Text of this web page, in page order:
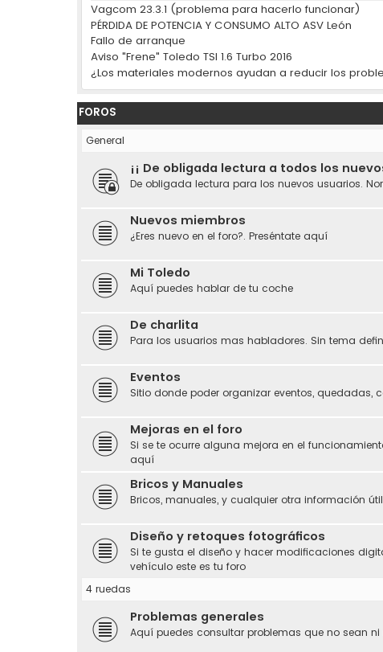
Vagcom 23.3.1 (problema para hacerlo funcionar)
PÉRDIDA DE POTENCIA Y CONSUMO ALTO ASV León
Fallo de arranque
Aviso "Frene" Toledo TSI 1.6 Turbo 2016
FOROS
General
¡¡ De obligada lectura a todos los
De obligada lectura para los nuevos usuarios.
Nuevos miembros
¿Eres nuevo en el foro?. Preséntate aquí
Mi Toledo
Aquí puedes hablar de tu coche
De charlita
Para los usuarios mas habladores. Sin tema
Eventos
Sitio donde poder organizar eventos, quedadas,
Mejoras en el foro
Si se te ocurre alguna mejora en el
aquí
Bricos y Manuales
Bricos, manuales, y cualquier otra información útil
Diseño y retoques fotográficos
Si te gusta el diseño y hacer modificaciones
vehículo este es tu foro
4 ruedas
Problemas generales
Aquí puedes consultar problemas que no sean